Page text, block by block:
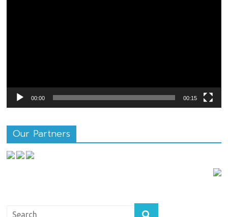
00:00 00:15
Our Partners